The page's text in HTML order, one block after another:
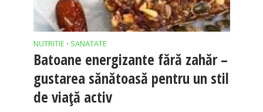
NUTRITIE • SANATATE
Batoane energizante fără zahăr –
gustarea sănătoasă pentru un stil
de viață activ